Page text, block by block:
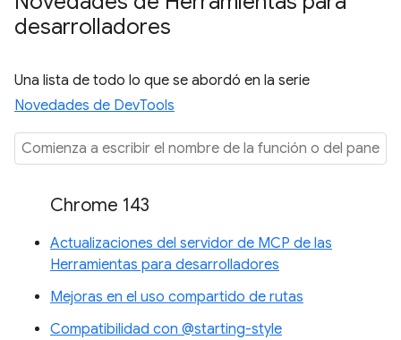
desarrolladores
Una lista de todo lo que se abordó en la serie
Novedades de DevTools
Chrome 143
Actualizaciones del servidor de MCP de las
Herramientas para desarrolladores
Mejoras en el uso compartido de rutas
Compatibilidad con @starting-style